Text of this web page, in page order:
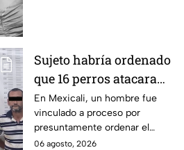
Sujeto habría ordenado
que 16 perros atacaran
a su hermana con
discapacidad en
Mexicali, BC
En Mexicali, un hombre fue
vinculado a proceso por
presuntamente ordenar el
ataque de 16 perros contra su
06 agosto, 2026